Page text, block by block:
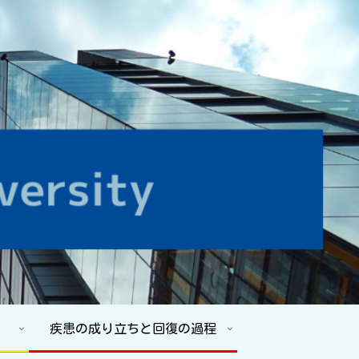
疾患の成り立ちと回復の過程